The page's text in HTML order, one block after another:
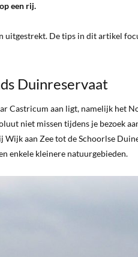
een rij.
De tips in dit artikel
Duinreservaat
Castricum aan ligt, namelijk het
niet missen tijdens je bezoek
Wijk aan Zee tot de Schoorlse
enkele kleinere natuurgebieden.